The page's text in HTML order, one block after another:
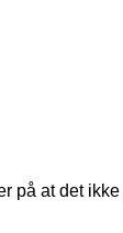
på at det